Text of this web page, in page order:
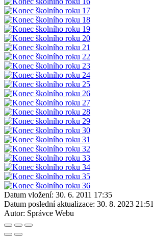
Datum vložení: 30. 6. 2011 17:35
Datum poslední aktualizace: 30. 8. 2023 21:51
Autor: Správce Webu